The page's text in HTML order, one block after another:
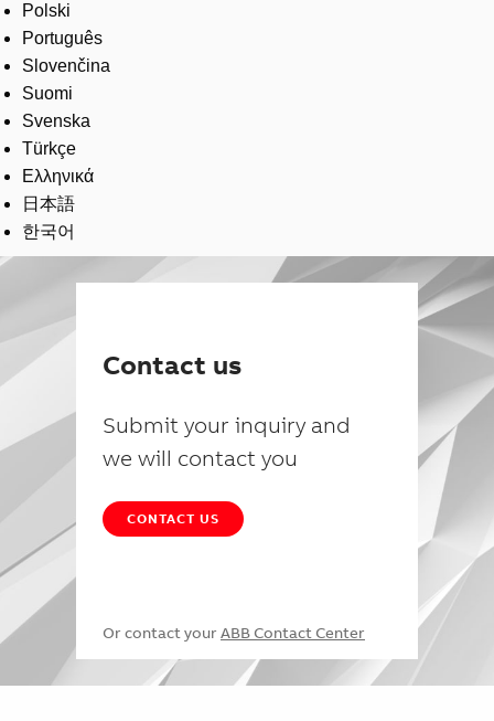
Polski
Português
Slovenčina
Suomi
Svenska
Türkçe
Ελληνικά
日本語
한국어
Contact us
Submit your inquiry and
we will contact you
CONTACT US
Or contact your ABB Contact Center